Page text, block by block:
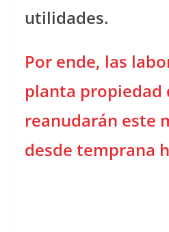
utilidades.
Por ende, las
planta propiedad
reanudarán este
desde temprana